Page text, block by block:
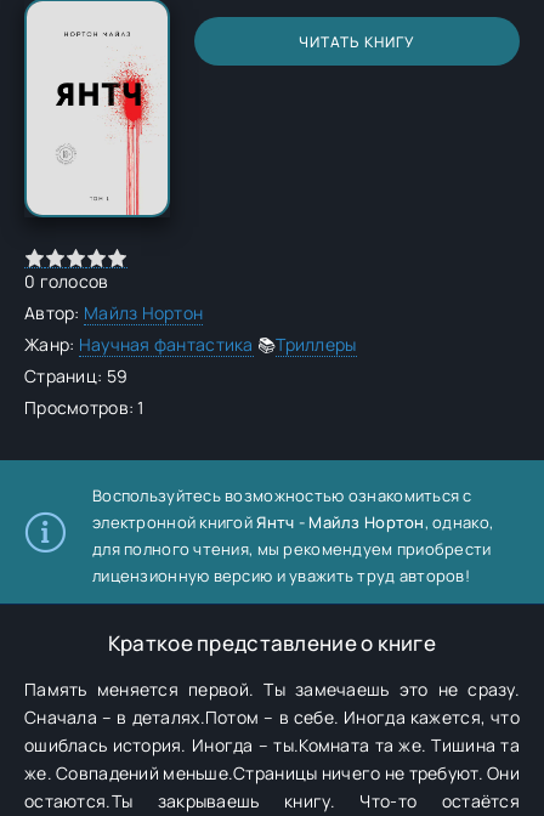
ЧИТАТЬ КНИГУ
0 голосов
Автор: Майлз Нортон
Жанр: Научная фантастика 📚Триллеры
Страниц: 59
Просмотров: 1
Воспользуйтесь возможностью ознакомиться с
электронной книгойЯнтч - Майлз Нортон, однако,
для полного чтения, мы рекомендуем приобрести
лицензионную версию и уважить труд авторов!
Краткое представление о книге
Память меняется первой. Ты замечаешь это не сразу.
Сначала – в деталях.Потом – в себе. Иногда кажется, что
ошиблась история. Иногда – ты.Комната та же. Тишина та
же. Совпадений меньше.Страницы ничего не требуют. Они
остаются.Ты закрываешь книгу. Что-то остаётся